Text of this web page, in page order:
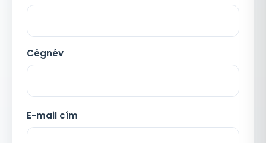
Cégnév
E-mail cím